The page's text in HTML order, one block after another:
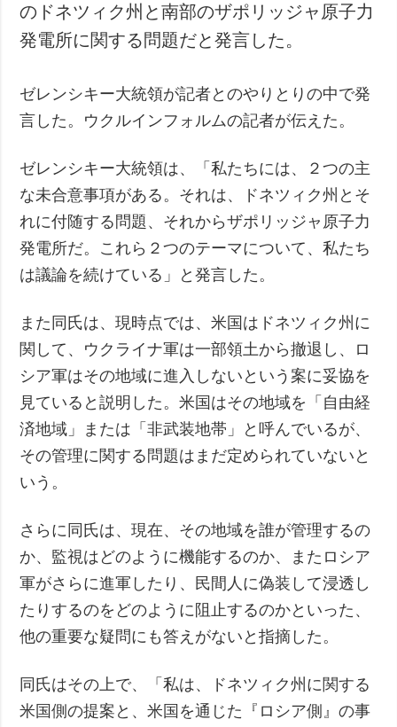
のドネツィク州と南部のザポリッジャ原子力
発電所に関する問題だと発言した。
ゼレンシキー大統領が記者とのやりとりの中で発
言した。ウクルインフォルムの記者が伝えた。
ゼレンシキー大統領は、「私たちには、２つの主
な未合意事項がある。それは、ドネツィク州とそ
れに付随する問題、それからザポリッジャ原子力
発電所だ。これら２つのテーマについて、私たち
は議論を続けている」と発言した。
また同氏は、現時点では、米国はドネツィク州に
関して、ウクライナ軍は一部領土から撤退し、ロ
シア軍はその地域に進入しないという案に妥協を
見ていると説明した。米国はその地域を「自由経
済地域」または「非武装地帯」と呼んでいるが、
その管理に関する問題はまだ定められていないと
いう。
さらに同氏は、現在、その地域を誰が管理するの
か、監視はどのように機能するのか、またロシア
軍がさらに進軍したり、民間人に偽装して浸透し
たりするのをどのように阻止するのかといった、
他の重要な疑問にも答えがないと指摘した。
同氏はその上で、「私は、ドネツィク州に関する
米国側の提案と、米国を通じた『ロシア側』の事